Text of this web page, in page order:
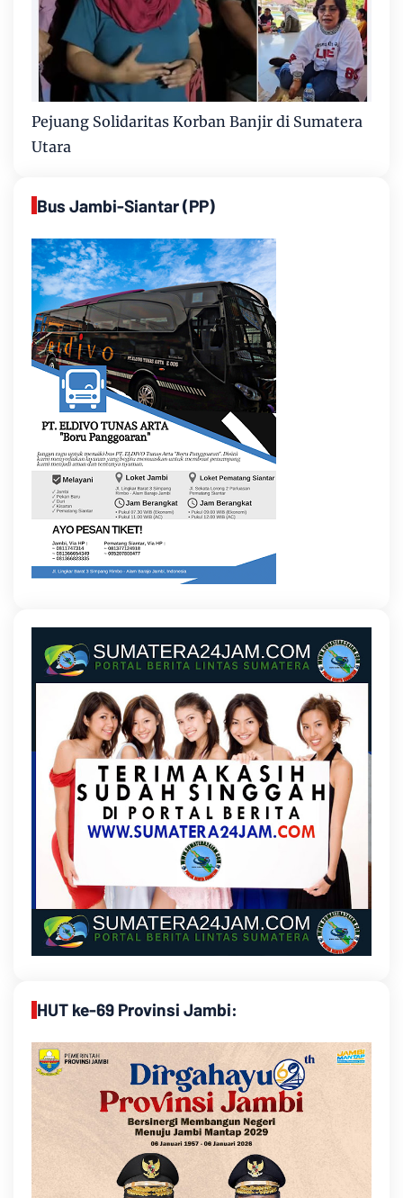
Pejuang Solidaritas Korban Banjir di Sumatera
Utara
Bus Jambi-Siantar (PP)
HUT ke-69 Provinsi Jambi: